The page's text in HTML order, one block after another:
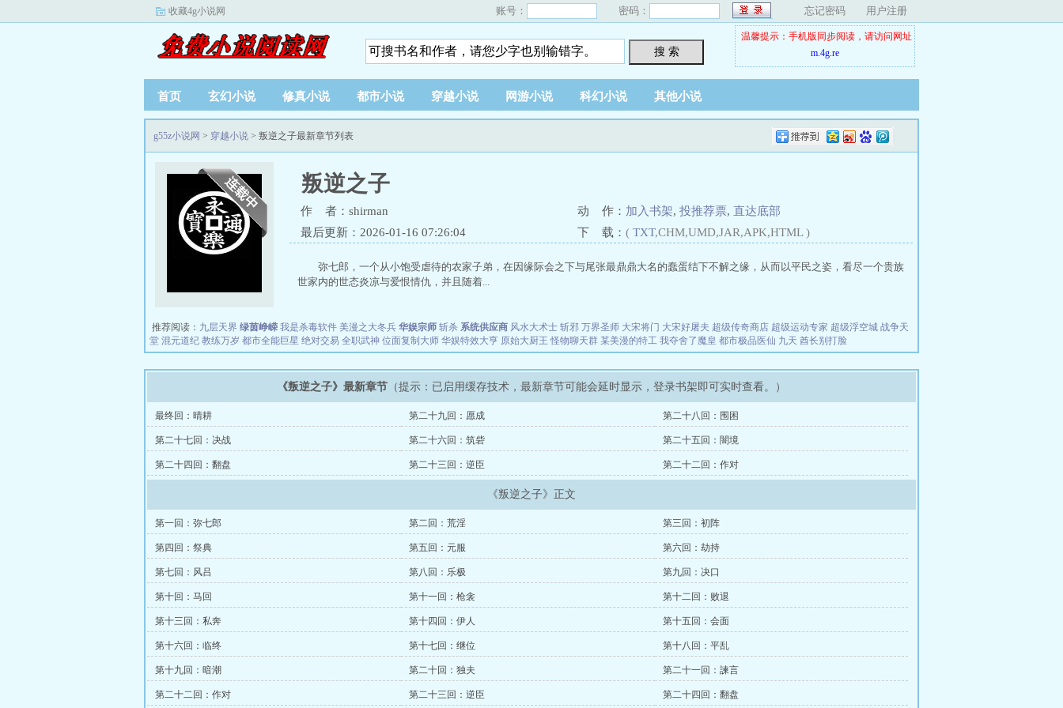
收藏4g小说网 账号： 密码： 忘记密码 用户注册
搜 索
温馨提示：手机版同步阅读，请访问网址
m.4g.re
首页 玄幻小说 修真小说 都市小说 穿越小说 网游小说 科幻小说 其他小说
g55z小说网 > 穿越小说 > 叛逆之子最新章节列表
叛逆之子
作 者：shirman 动 作： 加入书架, 投推荐票, 直达底部
最后更新：2026-01-16 07:26:04
下 载： ( TXT,CHM,UMD,JAR,APK,HTML )
弥七郎，一个从小饱受虐待的农家子弟，在因缘际会之下与尾张最鼎鼎大名的蠢蛋结下不解之缘，从而以平民之姿，看尽一个贵族
世家内的世态炎凉与爱恨情仇，并且随着...
推荐阅读： 九层天界 绿茵峥嵘 我是杀毒软件 美漫之大冬兵 华娱宗师 斩杀 系统供应商 风水大术士 斩邪 万界圣师 大宋将门 大宋好屠夫 超级传奇商店 超级运动专家 超级浮空城 战争天
堂 混元道纪 教练万岁 都市全能巨星 绝对交易 全职武神 位面复制大师 华娱特效大亨 原始大厨王 怪物聊天群 某美漫的特工 我夺舍了魔皇 都市极品医仙 九天 酋长别打脸
《叛逆之子》最新章节 （提示：已启用缓存技术，最新章节可能会延时显示，登录书架即可实时查看。）
最终回：晴耕 第二十九回：愿成 第二十八回：围困
第二十七回：决战 第二十六回：筑砦 第二十五回：闇境
第二十四回：翻盘 第二十三回：逆臣 第二十二回：作对
《叛逆之子》正文
第一回：弥七郎 第二回：荒淫 第三回：初阵
第四回：祭典 第五回：元服 第六回：劫持
第七回：风吕 第八回：乐极 第九回：决口
第十回：马回 第十一回：枪衾 第十二回：败退
第十三回：私奔 第十四回：伊人 第十五回：会面
第十六回：临终 第十七回：继位 第十八回：平乱
第十九回：暗潮 第二十回：独夫 第二十一回：諫言
第二十二回：作对 第二十三回：逆臣 第二十四回：翻盘